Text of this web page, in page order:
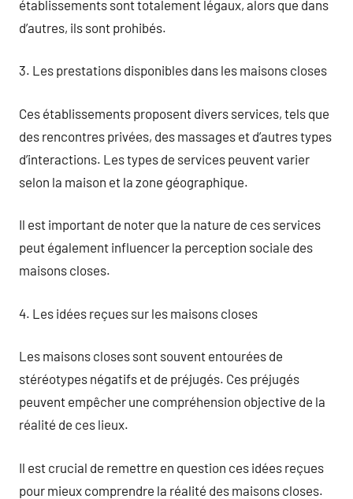
établissements sont totalement légaux, alors que dans
d’autres, ils sont prohibés.
3. Les prestations disponibles dans les maisons closes
Ces établissements proposent divers services, tels que
des rencontres privées, des massages et d’autres types
d’interactions. Les types de services peuvent varier
selon la maison et la zone géographique.
Il est important de noter que la nature de ces services
peut également influencer la perception sociale des
maisons closes.
4. Les idées reçues sur les maisons closes
Les maisons closes sont souvent entourées de
stéréotypes négatifs et de préjugés. Ces préjugés
peuvent empêcher une compréhension objective de la
réalité de ces lieux.
Il est crucial de remettre en question ces idées reçues
pour mieux comprendre la réalité des maisons closes.